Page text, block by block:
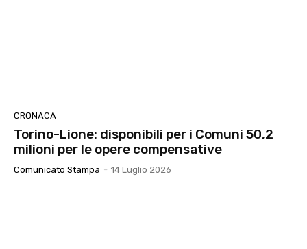
CRONACA
Torino-Lione: disponibili per i Comuni 50,2
milioni per le opere compensative
Comunicato Stampa - 14 Luglio 2026